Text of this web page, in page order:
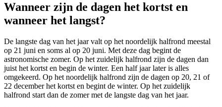
Wanneer zijn de dagen het kortst en
wanneer het langst?
De langste dag van het jaar valt op het noordelijk halfrond meestal
op 21 juni en soms al op 20 juni. Met deze dag begint de
astronomische zomer. Op het zuidelijk halfrond zijn de dagen dan
juist het kortst en begin de winter. Een half jaar later is alles
omgekeerd. Op het noordelijk halfrond zijn de dagen op 20, 21 of
22 december het kortst en begint de winter. Op het zuidelijk
halfrond start dan de zomer met de langste dag van het jaar.